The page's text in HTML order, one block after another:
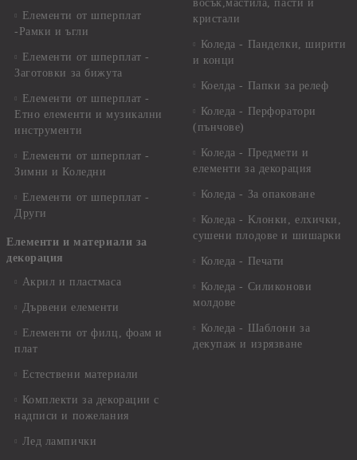
Елементи от шперплат
-Рамки и ъгли
Елементи от шперплат -
Заготовки за бижута
Елементи от шперплат -
Етно елементи и музикални
инструменти
Елементи от шперплат -
Зимни и Коледни
Елементи от шперплат -
Други
Елементи и материали за
декорация
Акрил и пластмаса
Дървени елементи
Елементи от филц, фоам и
плат
Естествени материали
Комплекти за декорации с
надписи и пожелания
Лед лампички
восък,мастила, пасти и
кристали
Коледа - Панделки, ширити
и конци
Коелда - Папки за релеф
Коледа - Перфоратори
(пънчове)
Коледа - Предмети и
елементи за декорация
Коледа - За опаковане
Коледа - Kлонки, елхички,
сушени плодове и шишарки
Коледа - Печати
Коледа - Силиконови
молдове
Коледа - Шаблони за
декупаж и изрязване